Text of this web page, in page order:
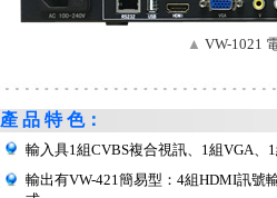
▲ VW-1021
產 品 特 色：
輸入具1組CVBS複合視訊、1組VGA、
輸出有VW-421簡易型：4組HDMI訊號